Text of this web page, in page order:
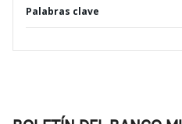
Palabras clave